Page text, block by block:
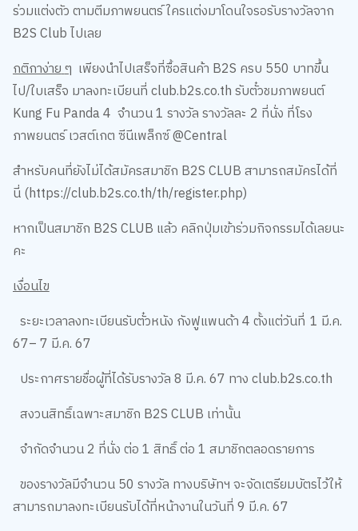
ร่วมแต่งตัวตามตีมภาพยนตร์ ใครเเต่งมาโดนใจรอรับรางวัลจาก
B2S Club ไปเลย
กติกาง่ายๆ เพียงนำไปเสร็จที่ซื้อสินค้า B2S ครบ 550 บาทขึ้น
ไป/ใบเสร็จ มาลงทะเบียนที่club.b2s.co.thรับตั๋วชมภาพยนต์
Kung Fu Panda 4 จำนวน1 รางวัลรางวัลละ 2 ที่นั่ง ที่โรง
ภาพยนตร์เวสต์เกตซีนีเพล็กซ์@Central
สำหรับคนที่ยังไม่ได้สมัครสมาชิก B2S CLUBสามารถสมัครได้ที่
นี่(https://club.b2s.co.th/th/register.php)
หากเป็นสมาชิก B2S CLUB แล้ว คลิกปุ่มเข้าร่วมกิจกรรมได้เลยนะ
คะ
เงื่อนไข
ระยะเวลาลงทะเบียนรับตั๋วหนัง กังฟูแพนด้า4ตั้งแต่วันที่ 1 มี.ค.
67– 7 มี.ค.67
ประกาศรายชื่อผู้ที่ได้รับรางวัล8 มี.ค.67 ทางclub.b2s.co.th
สงวนสิทธิ์เฉพาะสมาชิก B2S CLUB เท่านั้น
จำกัดจำนวน2 ที่นั่ง ต่อ1 สิทธิ์ ต่อ1 สมาชิกตลอดรายการ
ของรางวัลมีจำนวน50 รางวัล ทางบริษัทฯ จะจัดเตรียมบัตรไว้ให้
สามารถมาลงทะเบียนรับได้ที่หน้างานในวันที่9 มี.ค.67